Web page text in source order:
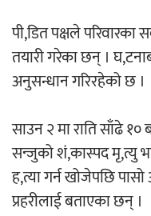
पी,डित पक्षले परिवारका
तयारी गरेका छन् ।
अनुसन्धान गरिरहेको छ ।
साउन २ मा राति साँढे
सन्जुको शं,कास्पद मृ,त्यु
ह,त्या गर्न खोजेपछि
प्रहरीलाई बताएका छन् ।